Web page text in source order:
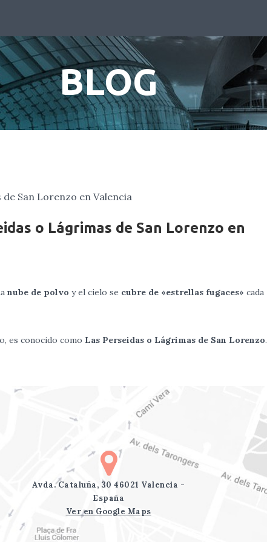
BLOG
o Lágrimas de San Lorenzo en
nube de polvo y el cielo se cubre de «estrellas fugaces» cada
es conocido como Las Perseidas o Lágrimas de San Lorenzo.
Avda. Cataluña, 30 46021 Valencia -
España
Ver en Google Maps